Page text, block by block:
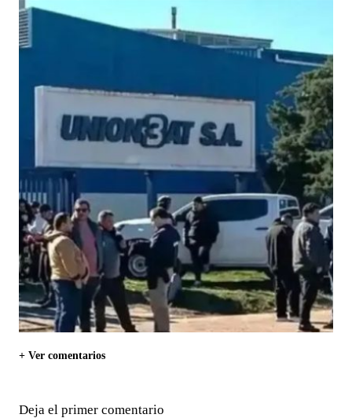
+ Ver comentarios
Deja el primer comentario